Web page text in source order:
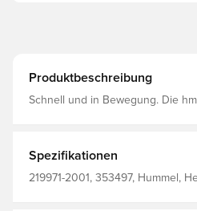
Produktbeschreibung
Schnell und in Bewegung. Die
die BEECOOL®-Behandlung für
Feuchtigkeitsregulierung sorgt.
haben einen verstellbaren
Spezifikationen
219971-2001, 353497, Hummel,